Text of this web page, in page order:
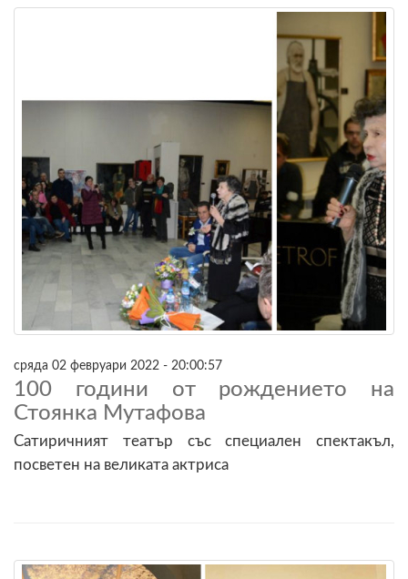
сряда 02 февруари 2022 - 20:00:57
100 години от рождението на
Стоянка Мутафова
Сатиричният театър със специален спектакъл,
посветен на великата актриса